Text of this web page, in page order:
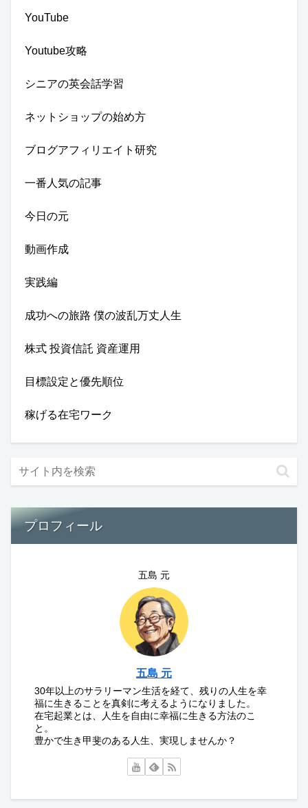
YouTube
Youtube攻略
シニアの英会話学習
ネットショップの始め方
ブログアフィリエイト研究
一番人気の記事
今日の元
動画作成
実践編
成功への旅路 僕の波乱万丈人生
株式 投資信託 資産運用
目標設定と優先順位
稼げる在宅ワーク
プロフィール
五島 元
五島 元
30年以上のサラリーマン生活を経て、残りの人生を幸
福に生きることを真剣に考えるようになりました。
在宅起業とは、人生を自由に幸福に生きる方法のこ
と。
豊かで生き甲斐のある人生、実現しませんか？